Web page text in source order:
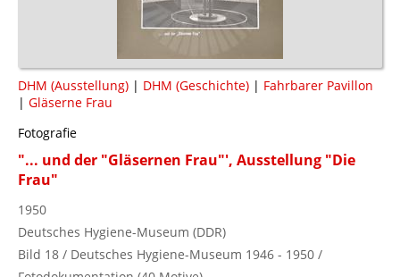
DHM (Ausstellung) | DHM (Geschichte) | Fahrbarer Pavillon
| Gläserne Frau
Fotografie
"... und der "Gläsernen Frau"', Ausstellung "Die
Frau"
1950
Deutsches Hygiene-Museum (DDR)
Bild 18 / Deutsches Hygiene-Museum 1946 - 1950 /